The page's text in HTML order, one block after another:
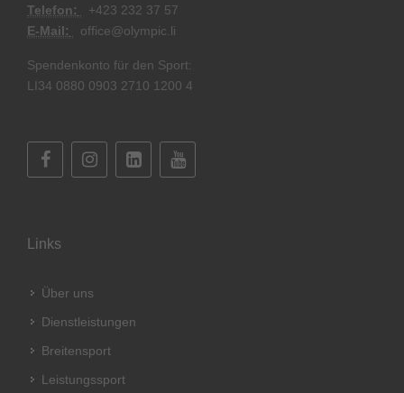
Telefon: +423 232 37 57
E-Mail:
office@olympic.li
Spendenkonto für den Sport:
LI34 0880 0903 2710 1200 4
Links
Über uns
Dienstleistungen
Breitensport
Leistungssport